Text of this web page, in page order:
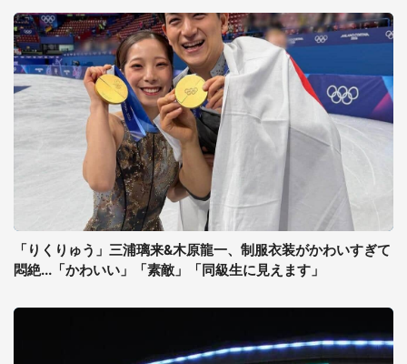
「りくりゅう」三浦璃来&木原龍一、制服衣装がかわいすぎて
悶絶...「かわいい」「素敵」「同級生に見えます」